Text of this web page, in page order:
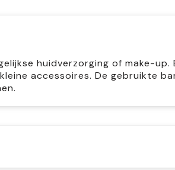
huidverzorging of make-up.
accessoires. De gebruikte